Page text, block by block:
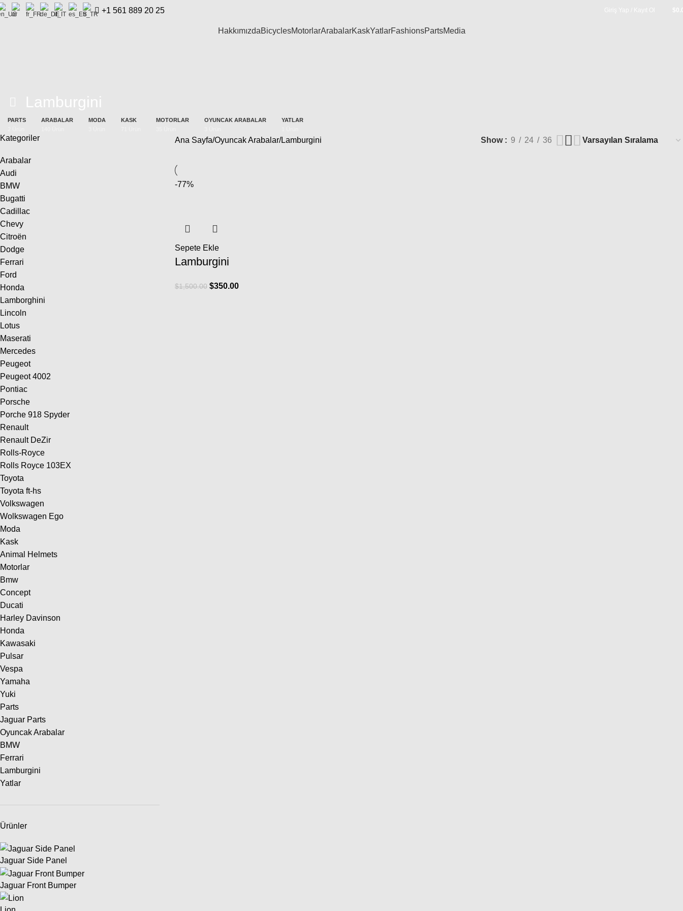
+1 561 889 20 25 Giriş Yap / Kayıt Ol $
HakkımızdaBicyclesMotorlarArabalarKaskYatlarFashionsPartsMedia
Lamburgini
PARTS
ARABALAR
MODA
KASK
MOTORLAR
OYUNCAK ARABALAR
YATLAR
Kategoriler
Arabalar
Audi
BMW
Bugatti
Cadillac
Chevy
Citroën
Dodge
Ferrari
Ford
Honda
Lamborghini
Lincoln
Lotus
Maserati
Mercedes
Peugeot
Peugeot 4002
Pontiac
Porsche
Porche 918 Spyder
Renault
Renault DeZir
Rolls-Royce
Rolls Royce 103EX
Toyota
Toyota ft-hs
Volkswagen
Wolkswagen Ego
Moda
Kask
Animal Helmets
Motorlar
Bmw
Concept
Ducati
Harley Davinson
Honda
Kawasaki
Pulsar
Vespa
Yamaha
Yuki
Parts
Jaguar Parts
Oyuncak Arabalar
BMW
Ferrari
Lamburgini
Yatlar
Ürünler
Jaguar Side Panel
Jaguar Front Bumper
Ana Sayfa Oyuncak Arabalar Lamburgini Show 9 24 36
-77%
Sepete Ekle
Lamburgini
$1,500.00 $350.00